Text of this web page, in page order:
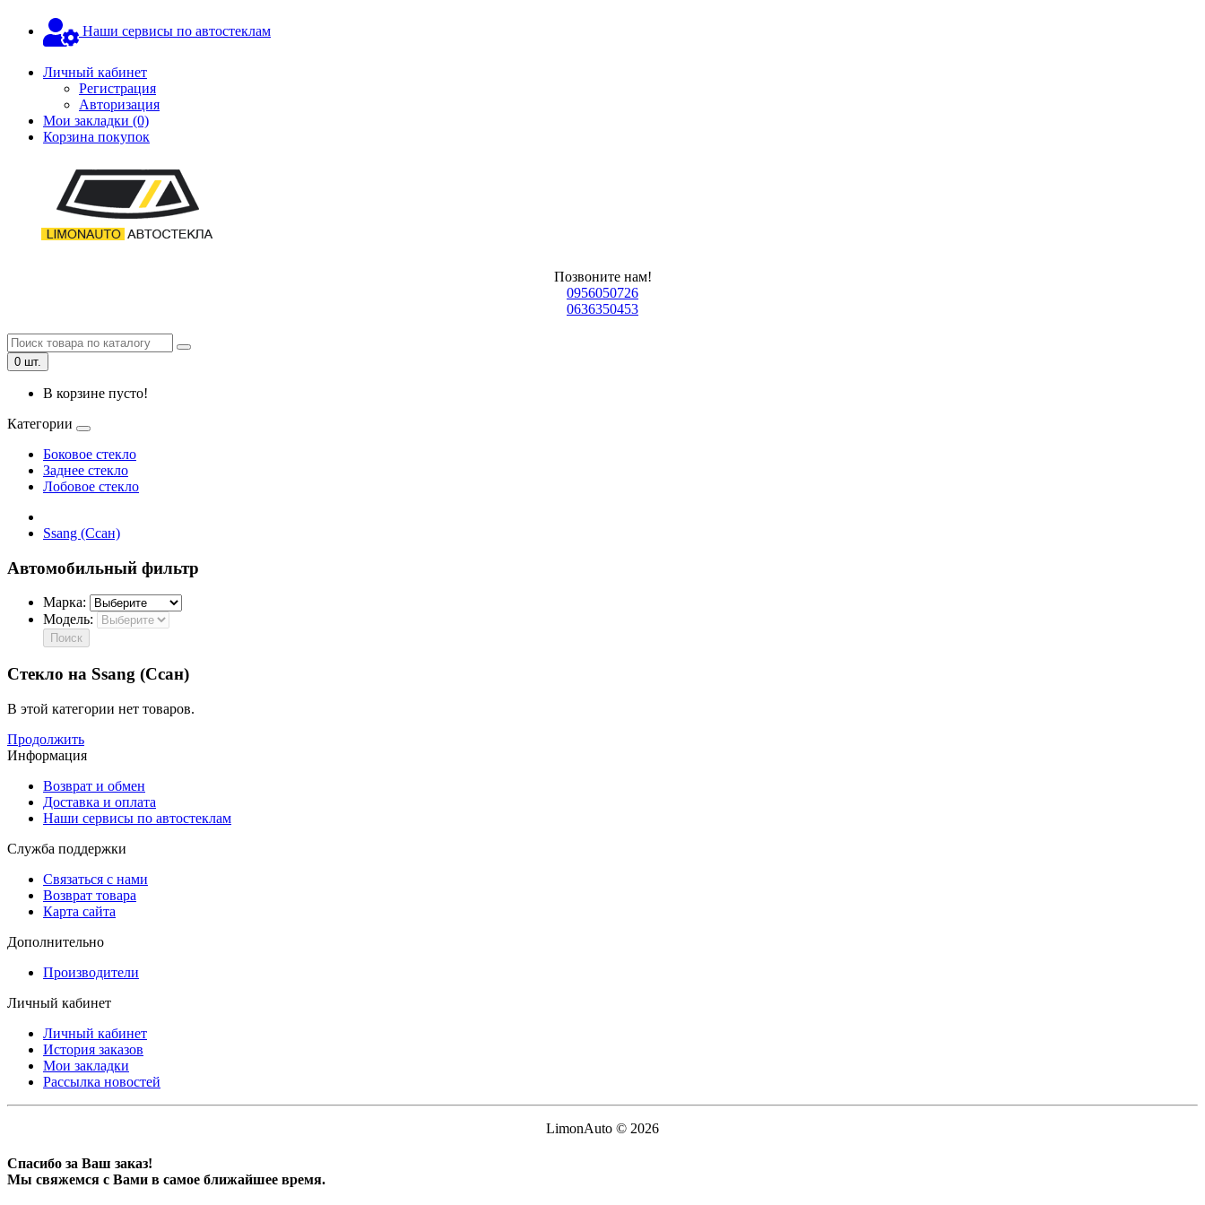
Наши сервисы по автостеклам
Личный кабинет
Регистрация
Авторизация
Мои закладки (0)
Корзина покупок
Позвоните нам!
0956050726
0636350453
0 шт.
В корзине пусто!
Категории
Боковое стекло
Заднее стекло
Лобовое стекло
Ssang (Ссан)
Автомобильный фильтр
Марка:
Модель:
Поиск
Стекло на Ssang (Ссан)
В этой категории нет товаров.
Продолжить
Информация
Возврат и обмен
Доставка и оплата
Наши сервисы по автостеклам
Служба поддержки
Связаться с нами
Возврат товара
Карта сайта
Дополнительно
Производители
Личный кабинет
Личный кабинет
История заказов
Мои закладки
Рассылка новостей
LimonAuto © 2026
Спасибо за Ваш заказ!
Мы свяжемся с Вами в самое ближайшее время.